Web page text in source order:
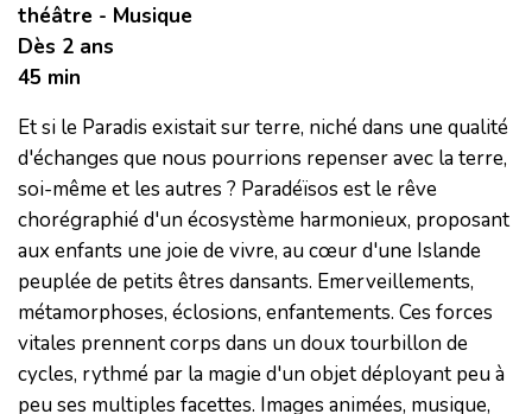
théâtre - Musique
Dès 2 ans
45 min
Et si le Paradis existait sur terre, niché dans une qualité
d'échanges que nous pourrions repenser avec la terre,
soi-même et les autres ? Paradéïsos est le rêve
chorégraphié d'un écosystème harmonieux, proposant
aux enfants une joie de vivre, au cœur d'une Islande
peuplée de petits êtres dansants. Emerveillements,
métamorphoses, éclosions, enfantements. Ces forces
vitales prennent corps dans un doux tourbillon de
cycles, rythmé par la magie d'un objet déployant peu à
peu ses multiples facettes. Images animées, musique,